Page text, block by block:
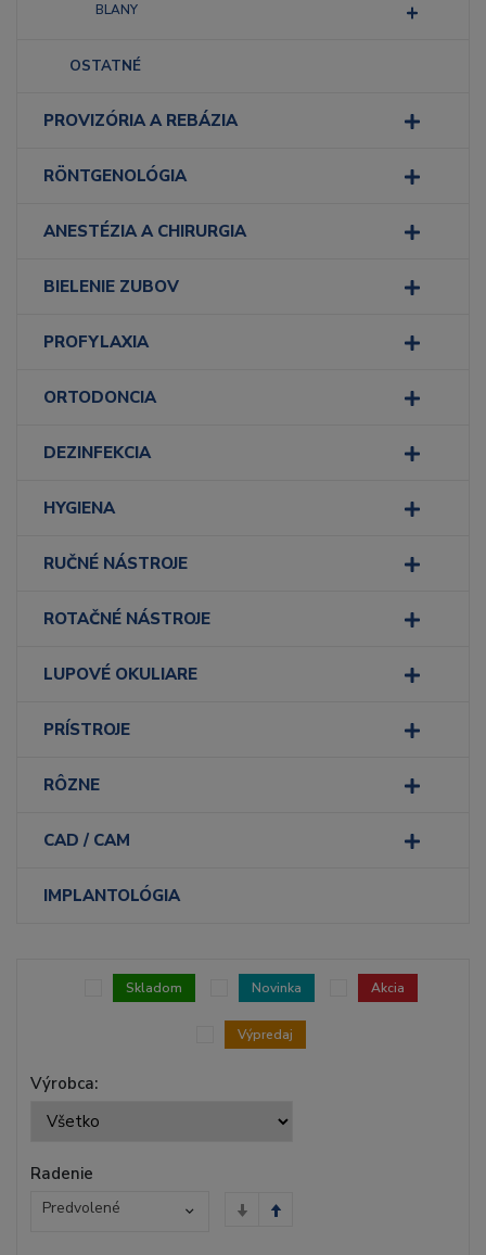
BLANY
OSTATNÉ
PROVIZÓRIA A REBÁZIA
RÖNTGENOLÓGIA
ANESTÉZIA A CHIRURGIA
BIELENIE ZUBOV
PROFYLAXIA
ORTODONCIA
DEZINFEKCIA
HYGIENA
RUČNÉ NÁSTROJE
ROTAČNÉ NÁSTROJE
LUPOVÉ OKULIARE
PRÍSTROJE
RÔZNE
CAD / CAM
IMPLANTOLÓGIA
Výrobca:
Skladom Novinka Akcia
Výpredaj
Radenie
Predvolené